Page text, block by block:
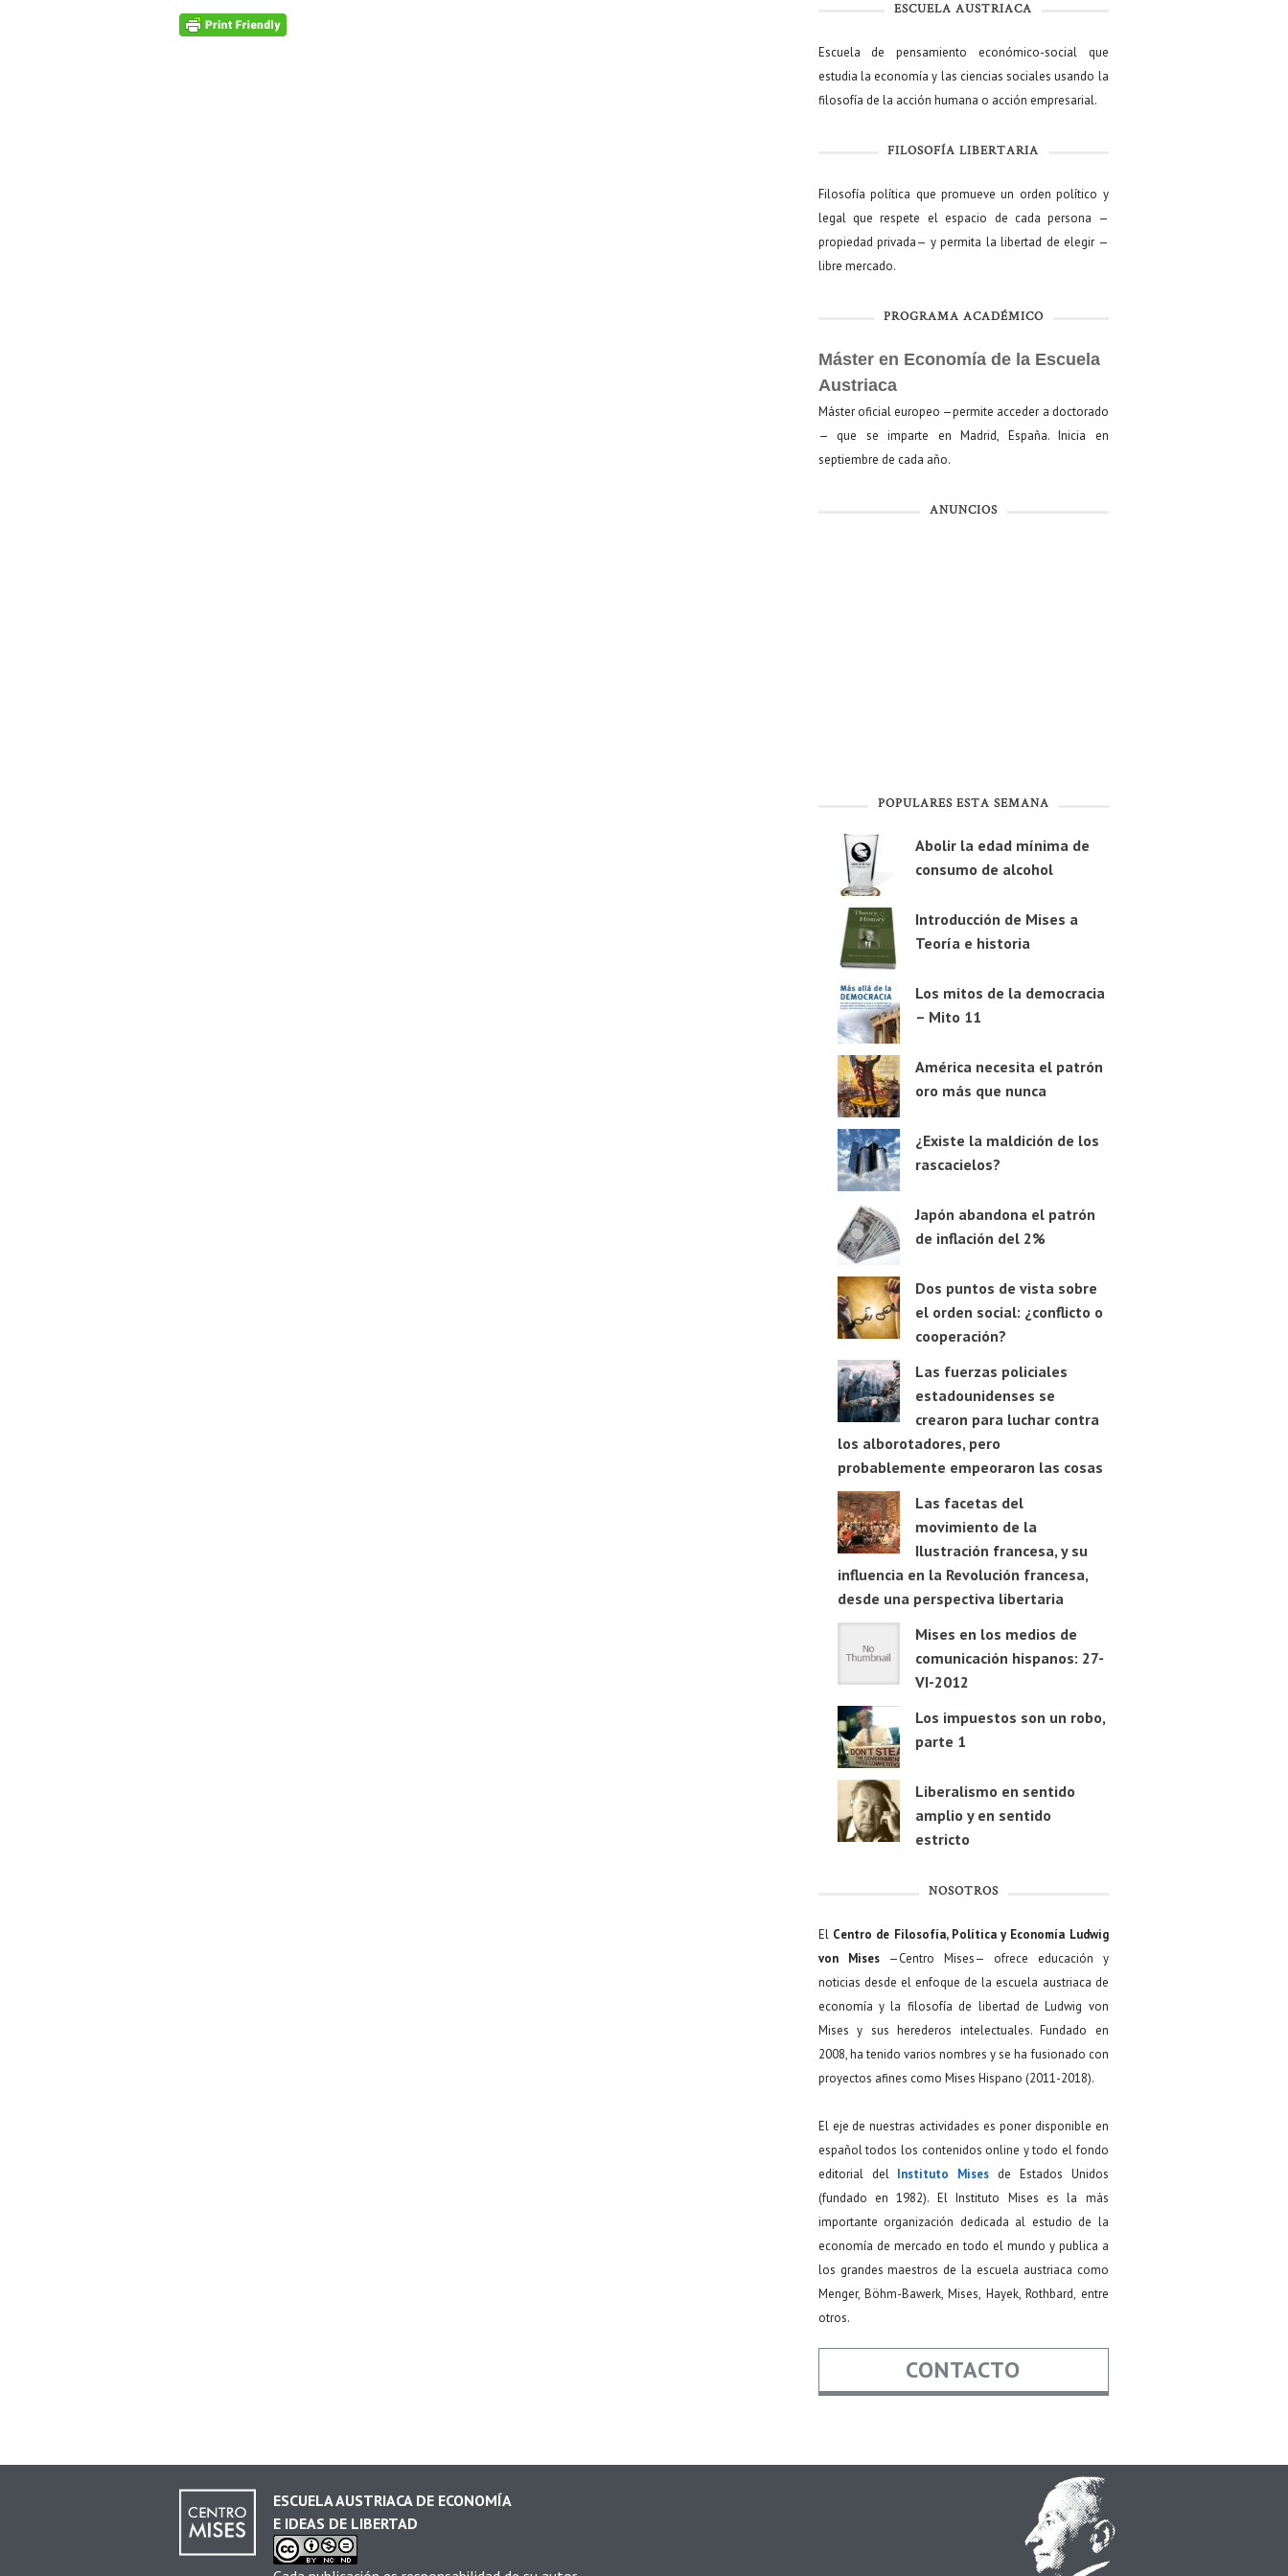
ESCUELA AUSTRIACA
Escuela de pensamiento económico-social que
estudia la economía y las ciencias sociales usando la
filosofía de la acción humana o acción empresarial.
FILOSOFÍA LIBERTARIA
Filosofía política que promueve un orden político y
legal que respete el espacio de cada persona —
propiedad privada— y permita la libertad de elegir —
libre mercado.
PROGRAMA ACADÉMICO
Máster en Economía de la Escuela
Austriaca
Máster oficial europeo —permite acceder a doctorado
— que se imparte en Madrid, España. Inicia en
septiembre de cada año.
ANUNCIOS
POPULARES ESTA SEMANA
Abolir la edad mínima de
consumo de alcohol
Introducción de Mises a
Teoría e historia
Los mitos de la democracia
– Mito 11
América necesita el patrón
oro más que nunca
¿Existe la maldición de los
rascacielos?
Japón abandona el patrón
de inflación del 2%
Dos puntos de vista sobre
el orden social: ¿conflicto o
cooperación?
Las fuerzas policiales
estadounidenses se
crearon para luchar contra
los alborotadores, pero
probablemente empeoraron las cosas
Las facetas del
movimiento de la
Ilustración francesa, y su
influencia en la Revolución francesa,
desde una perspectiva libertaria
Mises en los medios de
comunicación hispanos: 27-
VI-2012
Los impuestos son un robo,
parte 1
Liberalismo en sentido
amplio y en sentido
estricto
NOSOTROS
El Centro de Filosofía, Política y Economía Ludwig
von Mises—Centro Mises— ofrece educación y
noticias desde el enfoque de la escuela austriaca de
economía y la filosofía de libertad de Ludwig von
Mises y sus herederos intelectuales. Fundado en
2008, ha tenido varios nombres y se ha fusionado con
proyectos afines como Mises Hispano (2011-2018).
El eje de nuestras actividades es poner disponible en
español todos los contenidos online y todo el fondo
editorial del Instituto Mises de Estados Unidos
(fundado en 1982). El Instituto Mises es la más
importante organización dedicada al estudio de la
economía de mercado en todo el mundo y publica a
los grandes maestros de la escuela austriaca como
Menger, Böhm-Bawerk, Mises, Hayek, Rothbard, entre
otros.
CONTACTO
ESCUELA AUSTRIACA DE ECONOMÍA
E IDEAS DE LIBERTAD